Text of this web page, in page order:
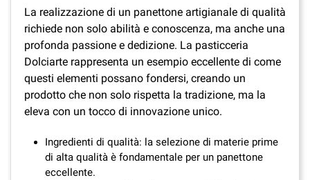
La realizzazione di un panettone artigianale di qualità
richiede non solo abilità e conoscenza, ma anche una
profonda passione e dedizione. La pasticceria
Dolciarte rappresenta un esempio eccellente di come
questi elementi possano fondersi, creando un
prodotto che non solo rispetta la tradizione, ma la
eleva con un tocco di innovazione unico.
Ingredienti di qualità: la selezione di materie prime
di alta qualità è fondamentale per un panettone
eccellente.